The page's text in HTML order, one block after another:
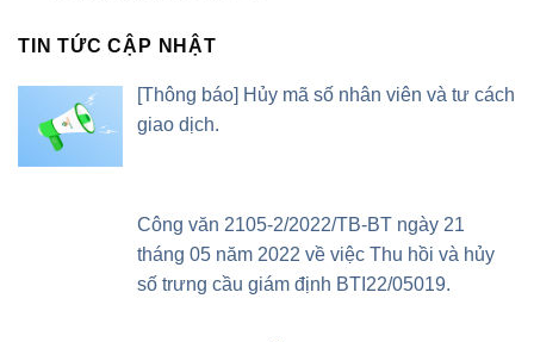
TIN TỨC CẬP NHẬT
[Thông báo] Hủy mã số nhân viên và tư cách
giao dịch.
Công văn 2105-2/2022/TB-BT ngày 21
tháng 05 năm 2022 về việc Thu hồi và hủy
số trưng cầu giám định BTI22/05019.